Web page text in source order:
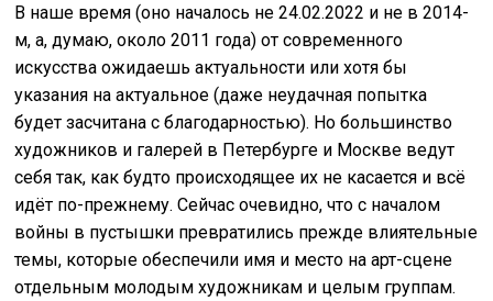
В наше время (оно началось не 24.02.2022 и не в 2014-
м, а, думаю, около 2011 года) от современного
искусства ожидаешь актуальности или хотя бы
указания на актуальное (даже неудачная попытка
будет засчитана с благодарностью). Но большинство
художников и галерей в Петербурге и Москве ведут
себя так, как будто происходящее их не касается и всё
идёт по-прежнему. Сейчас очевидно, что с началом
войны в пустышки превратились прежде влиятельные
темы, которые обеспечили имя и место на арт-сцене
отдельным молодым художникам и целым группам.